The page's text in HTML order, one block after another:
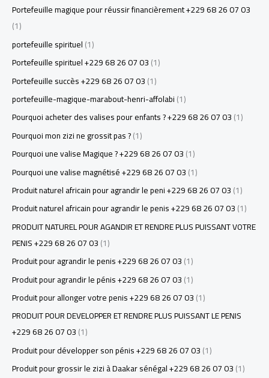
Portefeuille magique pour réussir financièrement +229 68 26 07 03
(1)
portefeuille spirituel(1)
Portefeuille spirituel +229 68 26 07 03(1)
Portefeuille succès +229 68 26 07 03(1)
portefeuille-magique-marabout-henri-affolabi(1)
Pourquoi acheter des valises pour enfants ? +229 68 26 07 03(1)
Pourquoi mon zizi ne grossit pas ?(1)
Pourquoi une valise Magique ? +229 68 26 07 03(1)
Pourquoi une valise magnétisé +229 68 26 07 03(1)
Produit naturel africain pour agrandir le peni +229 68 26 07 03(1)
Produit naturel africain pour agrandir le penis +229 68 26 07 03(1)
PRODUIT NATUREL POUR AGANDIR ET RENDRE PLUS PUISSANT VOTRE
PENIS +229 68 26 07 03(1)
Produit pour agrandir le penis +229 68 26 07 03(1)
Produit pour agrandir le pénis +229 68 26 07 03(1)
Produit pour allonger votre penis +229 68 26 07 03(1)
PRODUIT POUR DEVELOPPER ET RENDRE PLUS PUISSANT LE PENIS
+229 68 26 07 03(1)
Produit pour développer son pénis +229 68 26 07 03(1)
Produit pour grossir le zizi à Daakar sénégal +229 68 26 07 03(1)